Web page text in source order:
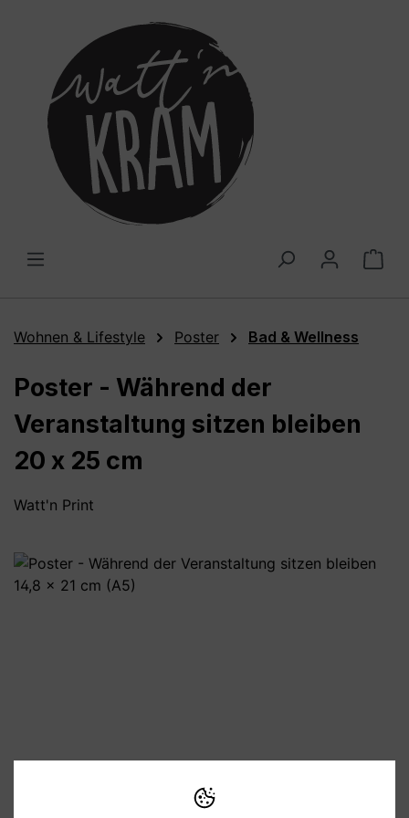
Wohnen & Lifestyle Poster Bad & Wellness
Poster - Während der
Veranstaltung sitzen bleiben
20 x 25 cm
Watt'n Print
Bildergalerie überspringen
Preise inkl. MwSt. zzgl. Versandkosten